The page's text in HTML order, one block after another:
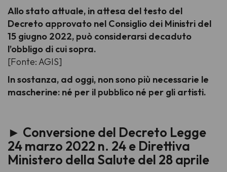
Allo stato attuale, in attesa del testo del
Decreto approvato nel Consiglio dei Ministri del
15 giugno 2022, può considerarsi decaduto
l’obbligo di cui sopra.
[Fonte: AGIS]
In sostanza, ad oggi, non sono più necessarie le
mascherine: né per il pubblico né per gli artisti.
► Conversione del Decreto Legge
24 marzo 2022 n. 24 e Direttiva
Ministero della Salute del 28 aprile